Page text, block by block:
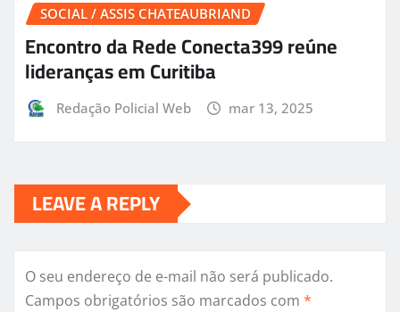
SOCIAL / ASSIS CHATEAUBRIAND
Encontro da Rede Conecta399 reúne
lideranças em Curitiba
Redação Policial Web mar 13, 2025
LEAVE A REPLY
O seu endereço de e-mail não será publicado.
Campos obrigatórios são marcados com *